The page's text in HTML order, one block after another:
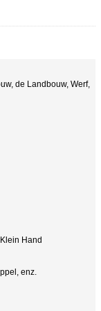
de Landbouw, Werf,
Hand
enz.